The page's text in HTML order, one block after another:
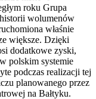
roku Grupa
wolumenów
właśnie
większe. Dzięki
dodatkowe zyski,
polskim systemie
podczas realizacji tej
planowanego przez
na Bałtyku.